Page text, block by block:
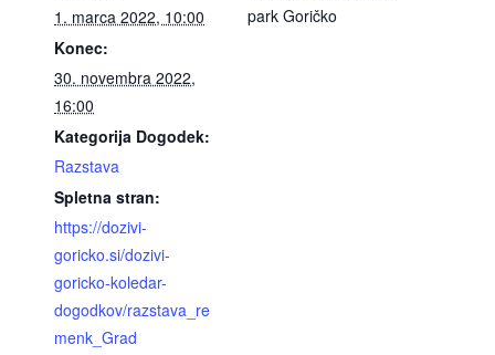
1. marca 2022, 10:00
Konec:
30. novembra 2022,
16:00
Kategorija Dogodek:
Razstava
Spletna stran:
https://dozivi-
goricko.si/dozivi-
goricko-koledar-
dogodkov/razstava_re
menk_Grad
park Goričko